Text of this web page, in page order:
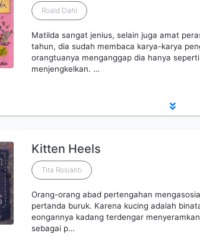
Roald Dahl
Matilda sangat jenius, selain juga amat
tahun, dia sudah membaca karya-karya
orangtuanya menganggap dia hanya
menjengkelkan. …
Kitten Heels
Tita Rosianti
Orang-orang abad pertengahan
pertanda buruk. Karena kucing adalah
eongannya kadang terdengar
sebagai p…